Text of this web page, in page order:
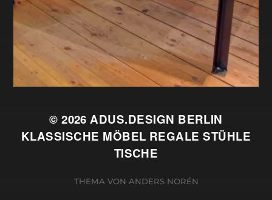
© 2026ADUS.DESIGN BERLIN
KLASSISCHE MÖBEL REGALE STÜHLE
TISCHE
THEMA VON ANDERS NORÉN